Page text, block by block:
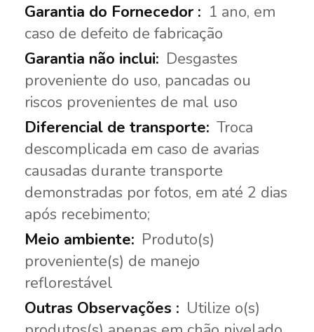
1 ano, em
caso de defeito de fabricação
Desgastes
proveniente do uso, pancadas ou
riscos provenientes de mal uso
Troca
descomplicada em caso de avarias
causadas durante transporte
demonstradas por fotos, em até 2 dias
após recebimento;
Produto(s)
proveniente(s) de manejo
reflorestável
Utilize o(s)